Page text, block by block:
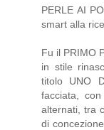
PERLE AI
smart alla
Fu il PRIMO
in stile
titolo UNO
facciata,
alternati, tra
di